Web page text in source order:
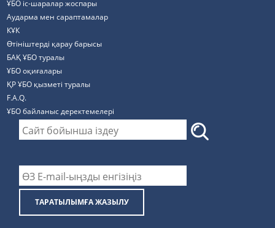
ҰБО іс-шаралар жоспары
Аударма мен сараптамалар
КҰК
Өтініштерді қарау барысы
БАҚ ҰБО туралы
ҰБО оқиғалары
ҚР ҰБО қызметі туралы
F.A.Q.
ҰБО байланыс деректемелерi
ТАРАТЫЛЫМҒА ЖАЗЫЛУ